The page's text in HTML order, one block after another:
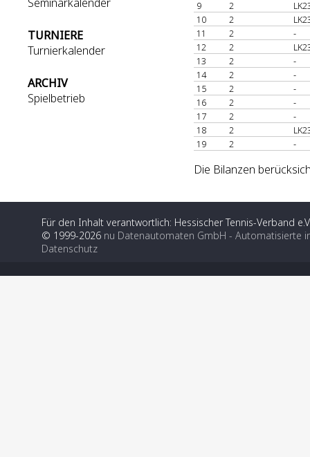
TURNIERE
Turnierkalender
ARCHIV
Spielbetrieb
9
2
10
2
11
2
-
12
2
13
2
-
14
2
-
15
2
-
16
2
-
17
2
-
18
2
19
2 -
Die Bilanzen
Für den Inhalt verantwortlich: Hessischer Tennis-Verband
© 1999-2026 nu Datenautomaten GmbH - Automatisierte
Datenschutz